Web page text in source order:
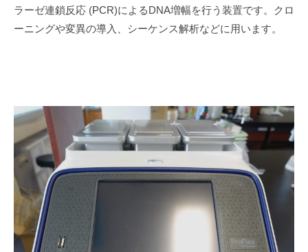
ラーゼ連鎖反応 (PCR)によるDNA増幅を行う装置です。クロ
ーニングや変異の導入、シーケンス解析などに用います。